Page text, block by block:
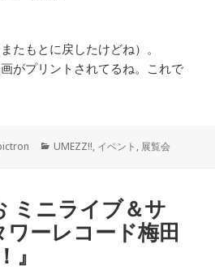
たもとに戻したけどね）。
がプリントされてるね。これで
カ
ー
UMEZZ!!, イベント , 展覧会
ミニライブ＆サ
ーレコード梅田
』